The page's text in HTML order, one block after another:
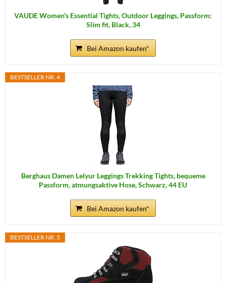
VAUDE Women's Essential Tights, Outdoor Leggings, Passform:
Slim fit, Black, 34
Bei Amazon kaufen*
BESTSELLER NR. 4
Berghaus Damen Lelyur Leggings Trekking Tights, bequeme
Passform, atmungsaktive Hose, Schwarz, 44 EU
Bei Amazon kaufen*
BESTSELLER NR. 5